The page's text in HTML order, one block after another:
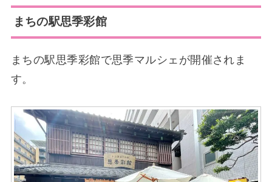
まちの駅思季彩館
まちの駅思季彩館で思季マルシェが開催されま
す。